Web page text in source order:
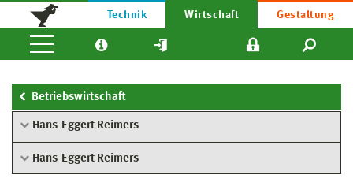
Technik Wirtschaft Gestaltung
Betriebswirtschaft
Hans-Eggert Reimers
Hans-Eggert Reimers